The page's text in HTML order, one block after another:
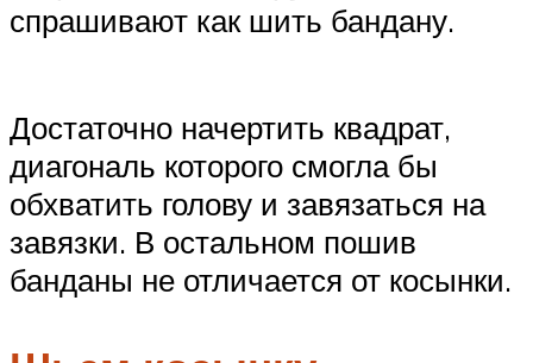
спрашивают как шить бандану.
Достаточно начертить квадрат,
диагональ которого смогла бы
обхватить голову и завязаться на
завязки. В остальном пошив
банданы не отличается от косынки.